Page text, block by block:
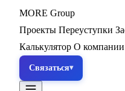
MORE Group
Проекты Переуступки
Калькулятор О компании
Связаться